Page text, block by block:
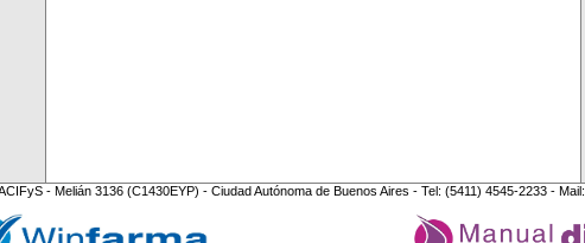
- Melián 3136 (C1430EYP) - Ciudad Autónoma de Buenos Aires - Tel: (5411) 4545-2233 - Mail: